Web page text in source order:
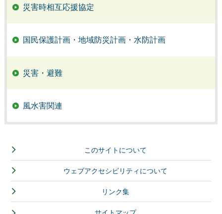
災害時相互応援協定
国民保護計画・地域防災計画・水防計画
災害・避難
風水害関連
このサイトについて
ウェブアクセシビリティについて
リンク集